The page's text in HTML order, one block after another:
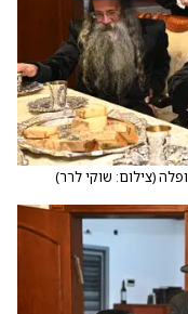
(צילום: שוקי לרר)